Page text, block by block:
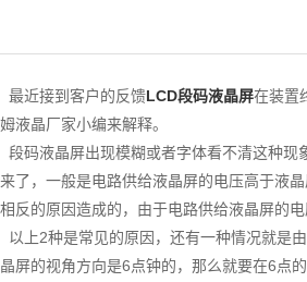
最近接到客户的反馈LCD段码液晶屏在装置
姆液晶厂家小编来解释。
段码液晶屏出现模糊或者字体看不清这种
来了，一般是电路供给液晶屏的电压高于液
相反的原因造成的，由于电路供给液晶屏的
以上2种是常见的原因，还有一种情况就是
晶屏的视角方向是6点钟的，那么就要在6点